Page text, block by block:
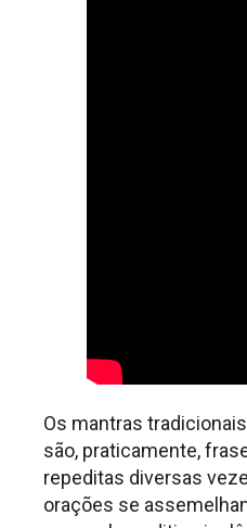
Os mantras
são, praticamente,
repeditas diversas
orações se